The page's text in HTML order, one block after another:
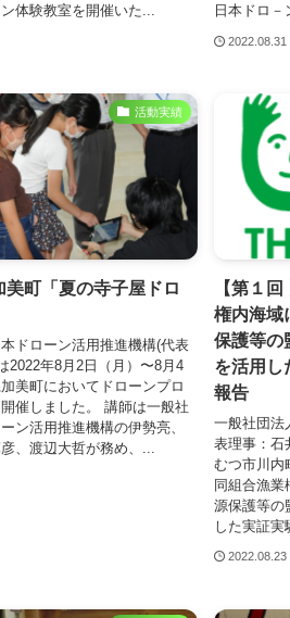
体験教室を開催いた...
日本ドロ
2022.08.31
活動実績
美町「夏の寺子屋ドロ
ドローン活用推進機構(代表
2022年8⽉2⽇（月）〜8⽉4
美町においてドローンプロ
催しました。 講師は一般社
ン活用推進機構の伊勢亮、
、渡辺大哲が務め、...
【第１
権内海域
保護等の
を活用し
報告
一般社団法
表理事：石
むつ市川内
同組合漁業
源保護等の
した実証
2022.08.23